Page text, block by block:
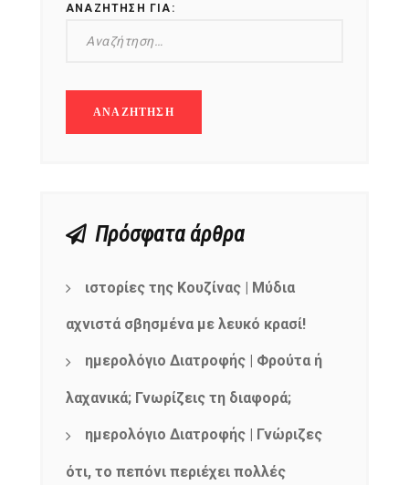
ΑΝΑΖΉΤΗΣΗ ΓΙΑ:
Πρόσφατα άρθρα
ιστορίες της Κουζίνας | Μύδια
αχνιστά σβησμένα με λευκό κρασί!
ημερολόγιο Διατροφής | Φρούτα ή
λαχανικά; Γνωρίζεις τη διαφορά;
ημερολόγιο Διατροφής | Γνώριζες
ότι, το πεπόνι περιέχει πολλές